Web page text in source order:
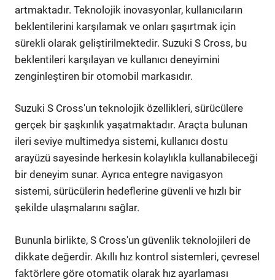
artmaktadır. Teknolojik inovasyonlar, kullanıcıların
beklentilerini karşılamak ve onları şaşırtmak için
sürekli olarak geliştirilmektedir. Suzuki S Cross, bu
beklentileri karşılayan ve kullanıcı deneyimini
zenginleştiren bir otomobil markasıdır.
Suzuki S Cross'un teknolojik özellikleri, sürücülere
gerçek bir şaşkınlık yaşatmaktadır. Araçta bulunan
ileri seviye multimedya sistemi, kullanıcı dostu
arayüzü sayesinde herkesin kolaylıkla kullanabileceği
bir deneyim sunar. Ayrıca entegre navigasyon
sistemi, sürücülerin hedeflerine güvenli ve hızlı bir
şekilde ulaşmalarını sağlar.
Bununla birlikte, S Cross'un güvenlik teknolojileri de
dikkate değerdir. Akıllı hız kontrol sistemleri, çevresel
faktörlere göre otomatik olarak hız ayarlaması